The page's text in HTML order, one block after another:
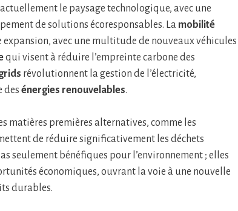
le paysage technologique, avec une
de solutions écoresponsables. La mobilité
expansion, avec une multitude de nouveaux véhicules
qui visent à réduire l’empreinte carbone des
révolutionnent la gestion de l’électricité,
des énergies renouvelables.
matières premières alternatives, comme les
de réduire significativement les déchets
seulement bénéfiques pour l’environnement ; elles
économiques, ouvrant la voie à une nouvelle
durables.